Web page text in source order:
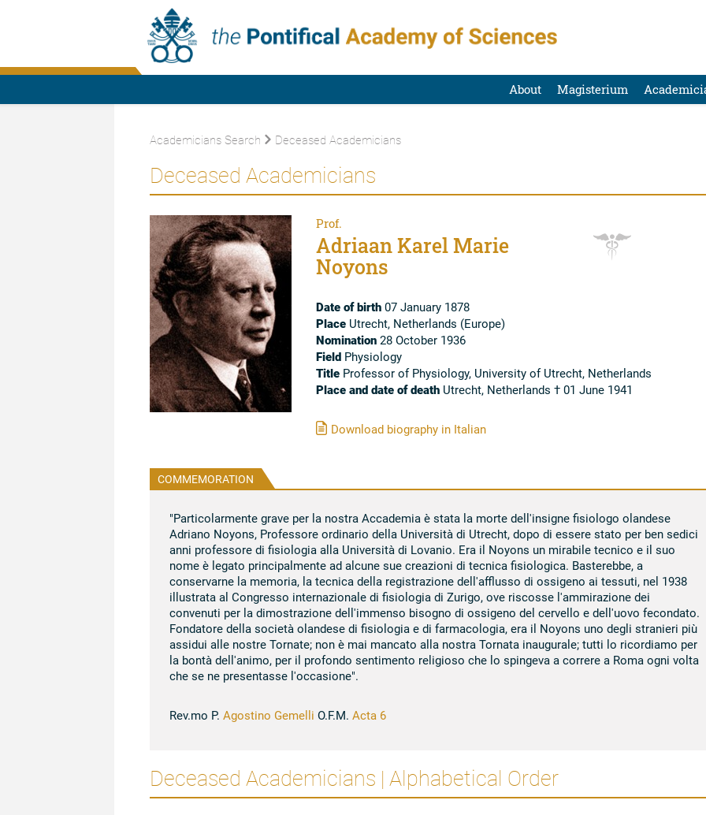
About Magisterium
Academicians Search Deceased Academicians
Deceased Academicians
Prof.
Adriaan Karel Marie
Noyons
Date of birth07 January 1878
PlaceUtrecht, Netherlands (Europe)
Nomination28 October 1936
FieldPhysiology
TitleProfessor of Physiology, University of Utrecht, Netherlands
Place and date of deathUtrecht, Netherlands † 01 June 1941
Download biography in Italian
COMMEMORATION
"Particolarmente grave per la nostra Accademia è stata la morte dell'insigne fisiologo olandese
Adriano Noyons, Professore ordinario della Università di Utrecht, dopo di essere stato per ben sedici
anni professore di fisiologia alla Università di Lovanio. Era il Noyons un mirabile tecnico e il suo
nome è legato principalmente ad alcune sue creazioni di tecnica fisiologica. Basterebbe, a
conservarne la memoria, la tecnica della registrazione dell'afflusso di ossigeno ai tessuti, nel 1938
illustrata al Congresso internazionale di fisiologia di Zurigo, ove riscosse l'ammirazione dei
convenuti per la dimostrazione dell'immenso bisogno di ossigeno del cervello e dell'uovo fecondato.
Fondatore della società olandese di fisiologia e di farmacologia, era il Noyons uno degli stranieri più
assidui alle nostre Tornate; non è mai mancato alla nostra Tornata inaugurale; tutti lo ricordiamo per
la bontà dell'animo, per il profondo sentimento religioso che lo spingeva a correre a Roma ogni volta
che se ne presentasse l'occasione".
Rev.mo P. Agostino Gemelli O.F.M. Acta 6
Deceased Academicians | Alphabetical Order